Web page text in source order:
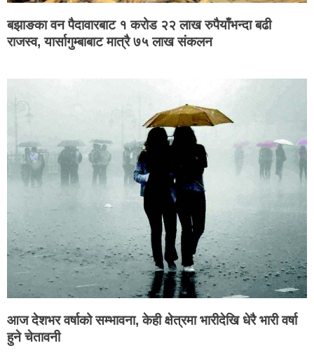
बझाङका वन पैदावारबाट १ करोड २२ लाख रुपैयाँभन्दा बढी
राजस्व, यार्सागुम्बाबाट मात्रै ७५ लाख संकलन
आज देशभर वर्षाको सम्भावना, केही क्षेत्रमा भारीदेखि धेरै भारी वर्षा
हुने चेतावनी